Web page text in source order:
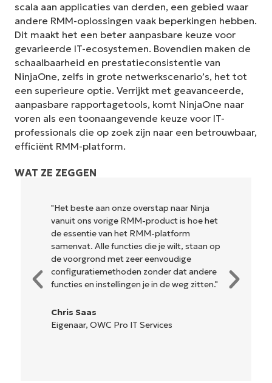
scala aan applicaties van derden, een gebied waar
andere RMM-oplossingen vaak beperkingen hebben.
Dit maakt het een beter aanpasbare keuze voor
gevarieerde IT-ecosystemen. Bovendien maken de
schaalbaarheid en prestatieconsistentie van
NinjaOne, zelfs in grote netwerkscenario’s, het tot
een superieure optie. Verrijkt met geavanceerde,
aanpasbare rapportagetools, komt NinjaOne naar
voren als een toonaangevende keuze voor IT-
professionals die op zoek zijn naar een betrouwbaar,
efficiënt RMM-platform.
WAT ZE ZEGGEN
andere
zitten."
"NinjaOne is ongelofelijk
en combineert een vloeiende interface
krachtige back-end functies. Er is geen
ingewikkelde installatie of moeilijk te
beheren interface. Alle opties en
hulpmiddelen zijn duidelijk gelabeld,
gemakkelijk te begrijpen en de interface
Ryan Reiffenberger